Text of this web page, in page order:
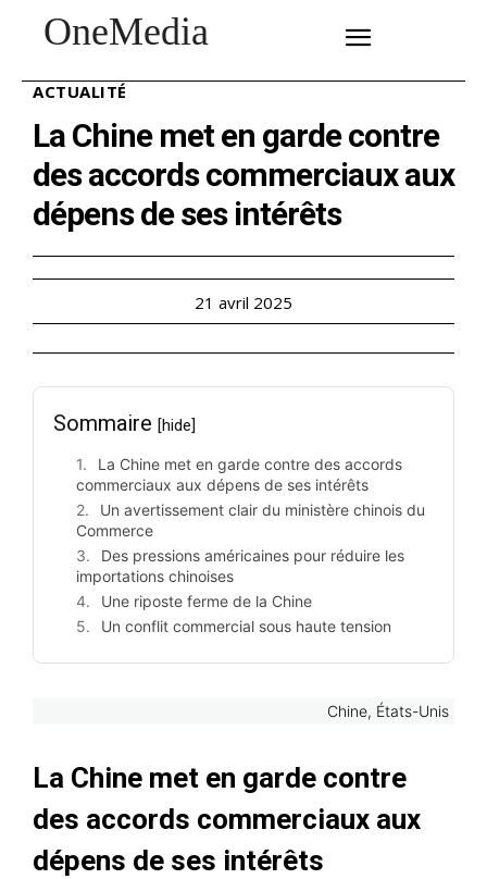
OneMedia
ACTUALITÉ
La Chine met en garde contre
des accords commerciaux aux
dépens de ses intérêts
21 avril 2025
Sommaire [hide]
La Chine met en garde contre des accords
commerciaux aux dépens de ses intérêts
Un avertissement clair du ministère chinois du
Commerce
Des pressions américaines pour réduire les
importations chinoises
Une riposte ferme de la Chine
Un conflit commercial sous haute tension
Chine, États-Unis
La Chine met en garde contre
des accords commerciaux aux
dépens de ses intérêts